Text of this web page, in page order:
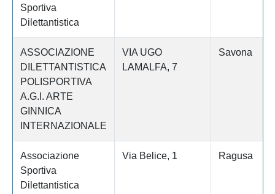
Sportiva
Dilettantistica
ASSOCIAZIONE
DILETTANTISTICA
POLISPORTIVA
A.G.I. ARTE
GINNICA
INTERNAZIONALE
VIA UGO
LAMALFA, 7
Savona
Associazione
Sportiva
Dilettantistica
Via Belice, 1 Ragusa